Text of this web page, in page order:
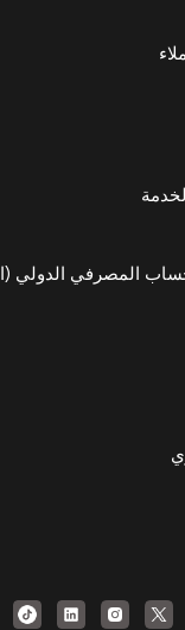
المصرفي الدولي